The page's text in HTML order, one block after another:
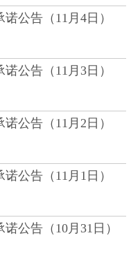
公告（11月4日）
公告（11月3日）
公告（11月2日）
公告（11月1日）
公告（10月31日）